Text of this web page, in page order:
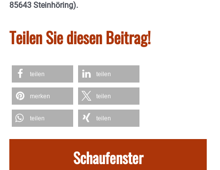
85643 Steinhöring).
Teilen Sie diesen Beitrag!
teilen teilen
merken teilen
teilen teilen
Schaufenster